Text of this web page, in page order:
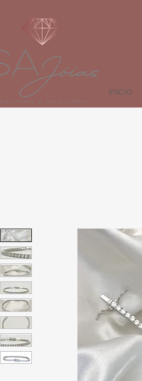
Início